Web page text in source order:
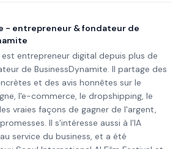
- entrepreneur & fondateur de
est entrepreneur digital depuis plus de
de BusinessDynamite. Il partage des
et des avis honnêtes sur le
l'e-commerce, le dropshipping, le
vraies façons de gagner de l'argent,
Il s'intéresse aussi à l'IA
service du business, et a été